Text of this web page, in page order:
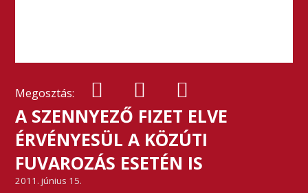
Megosztás:
A SZENNYEZŐ FIZET ELVE
ÉRVÉNYESÜL A KÖZÚTI
FUVAROZÁS ESETÉN IS
2011. június 15.